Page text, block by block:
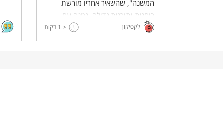
המשנה", שהשאיר אחריו מורשת
רוחנית ותורנית גדולה. נמנה עם
תומכיו הנלהבים של מרד בר כוכבא,
שבמהלכו הוצא להורג.
לקסיקון < 1 דקות